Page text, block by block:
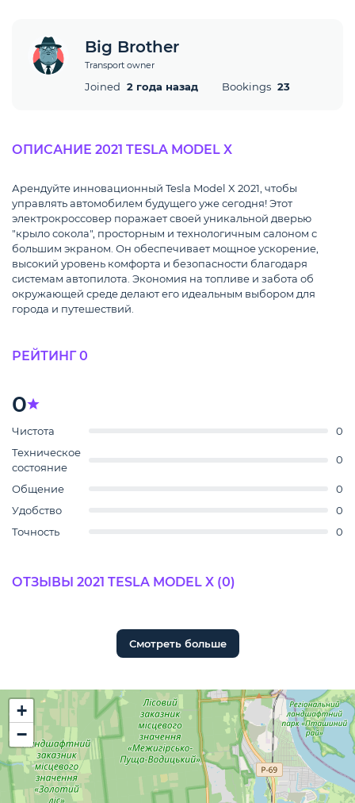
Big Brother
Transport owner
Joined 2 года назад Bookings 23
ОПИСАНИЕ 2021 TESLA MODEL X
Арендуйте инновационный Tesla Model X 2021, чтобы
управлять автомобилем будущего уже сегодня! Этот
электрокроссовер поражает своей уникальной дверью
"крыло сокола", просторным и технологичным салоном с
большим экраном. Он обеспечивает мощное ускорение,
высокий уровень комфорта и безопасности благодаря
системам автопилота. Экономия на топливе и забота об
окружающей среде делают его идеальным выбором для
города и путешествий.
РЕЙТИНГ 0
0
Чистота
0
Техническое
состояние
0
Общение
0
Удобство
0
Точность
0
ОТЗЫВЫ 2021 TESLA MODEL X (0)
Смотреть больше
+
−